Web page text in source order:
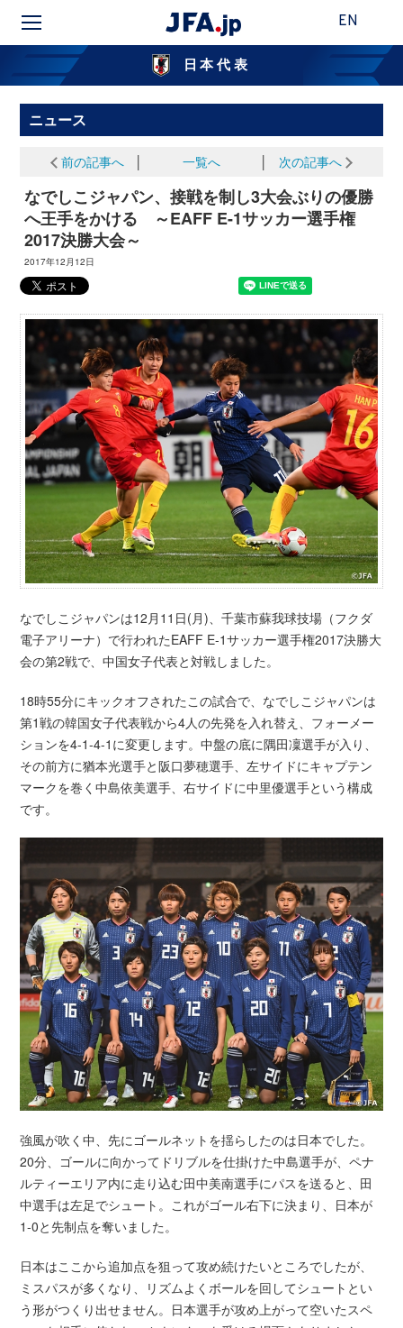
EN
日本代表
ニュース
前の記事へ 一覧へ 次の記事へ
なでしこジャパン、接戦を制し3大会ぶりの優勝
へ王手をかける ～EAFF E-1サッカー選手権
2017決勝大会～
2017年12月12日
なでしこジャパンは12月11日(月)、千葉市蘇我球技場（フクダ
電子アリーナ）で行われたEAFF E-1サッカー選手権2017決勝大
会の第2戦で、中国女子代表と対戦しました。
18時55分にキックオフされたこの試合で、なでしこジャパンは
第1戦の韓国女子代表戦から4人の先発を入れ替え、フォーメー
ションを4-1-4-1に変更します。中盤の底に隅田凜選手が入り、
その前方に猶本光選手と阪口夢穂選手、左サイドにキャプテン
マークを巻く中島依美選手、右サイドに中里優選手という構成
です。
強風が吹く中、先にゴールネットを揺らしたのは日本でした。
20分、ゴールに向かってドリブルを仕掛けた中島選手が、ペナ
ルティーエリア内に走り込む田中美南選手にパスを送ると、田
中選手は左足でシュート。これがゴール右下に決まり、日本が
1-0と先制点を奪いました。
日本はここから追加点を狙って攻め続けたいところでしたが、
ミスパスが多くなり、リズムよくボールを回してシュートとい
う形がつくり出せません。日本選手が攻め上がって空いたスペ